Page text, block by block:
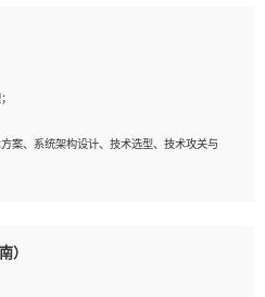
立完成相应项目开发；
件使用、熟悉后端开发、测试、调试流程
受和掌握新技术，学习能力和工作责任心
。
案、系统架构设计、技术选型、技术攻关与
）